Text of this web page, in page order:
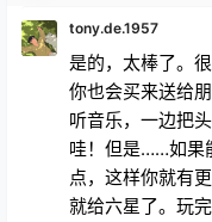
tony.de.1957
是的，太棒了。
你也会买来送给
听音乐，一边把
哇！但是……如果
点，这样你就有
就给六星了。玩